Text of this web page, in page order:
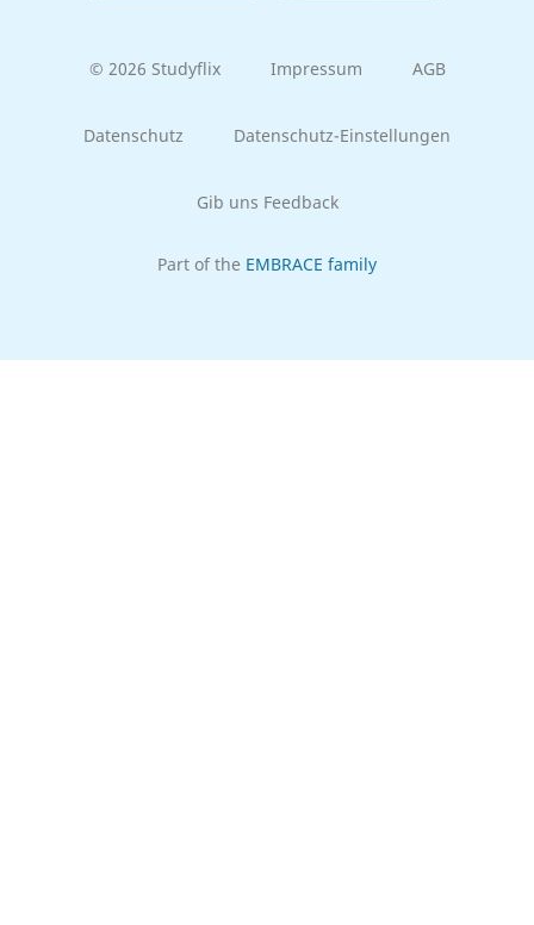
© 2026 Studyflix Impressum AGB
Datenschutz Datenschutz-Einstellungen
Gib uns Feedback
Part of the EMBRACE family